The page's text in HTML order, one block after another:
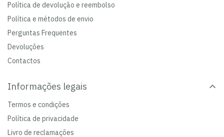
Política de devolução e reembolso
Política e métodos de envio
Perguntas Frequentes
Devoluções
Contactos
Informações legais
Termos e condições
Política de privacidade
Livro de reclamações